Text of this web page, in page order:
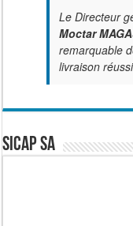
Le Directeur
Moctar
remarquable
livraison
SICAP SA